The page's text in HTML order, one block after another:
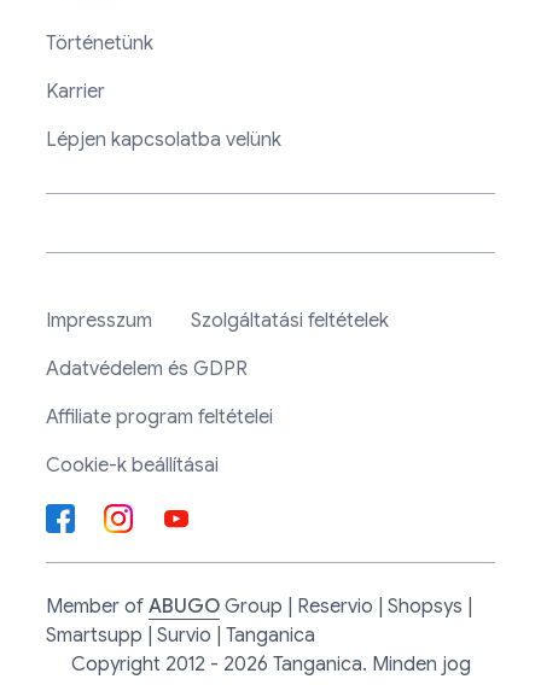
Történetünk
Karrier
Lépjen kapcsolatba velünk
Impresszum
Szolgáltatási feltételek
Adatvédelem és GDPR
Affiliate program feltételei
Cookie-k beállításai
Member of ABUGO Group | Reservio | Shopsys |
Smartsupp | Survio | Tanganica
Copyright 2012 - 2026 Tanganica. Minden jog